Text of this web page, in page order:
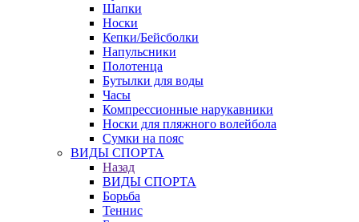
Шапки
Носки
Кепки/Бейсболки
Напульсники
Полотенца
Бутылки для воды
Часы
Компрессионные нарукавники
Носки для пляжного волейбола
Сумки на пояс
ВИДЫ СПОРТА
Назад
ВИДЫ СПОРТА
Борьба
Теннис